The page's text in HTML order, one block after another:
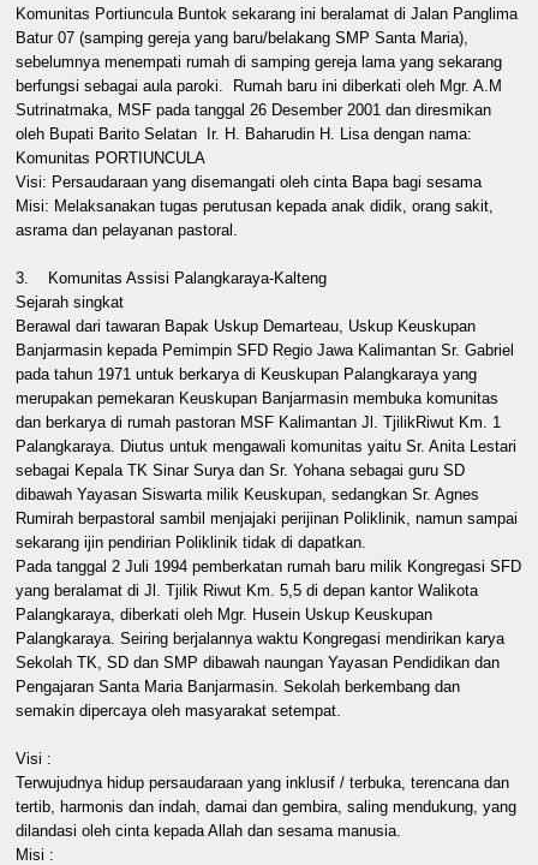
Komunitas Portiuncula Buntok sekarang ini beralamat di Jalan Panglima
Batur 07 (samping gereja yang baru/belakang SMP Santa Maria),
sebelumnya menempati rumah di samping gereja lama yang sekarang
berfungsi sebagai aula paroki. Rumah baru ini diberkati oleh Mgr. A.M
Sutrinatmaka, MSF pada tanggal 26 Desember 2001 dan diresmikan
oleh Bupati Barito Selatan Ir. H. Baharudin H. Lisa dengan nama:
Komunitas PORTIUNCULA
Visi: Persaudaraan yang disemangati oleh cinta Bapa bagi sesama
Misi: Melaksanakan tugas perutusan kepada anak didik, orang sakit,
asrama dan pelayanan pastoral.
3. Komunitas Assisi Palangkaraya-Kalteng
Sejarah singkat
Berawal dari tawaran Bapak Uskup Demarteau, Uskup Keuskupan
Banjarmasin kepada Pemimpin SFD Regio Jawa Kalimantan Sr. Gabriel
pada tahun 1971 untuk berkarya di Keuskupan Palangkaraya yang
merupakan pemekaran Keuskupan Banjarmasin membuka komunitas
dan berkarya di rumah pastoran MSF Kalimantan Jl. TjilikRiwut Km. 1
Palangkaraya. Diutus untuk mengawali komunitas yaitu Sr. Anita Lestari
sebagai Kepala TK Sinar Surya dan Sr. Yohana sebagai guru SD
dibawah Yayasan Siswarta milik Keuskupan, sedangkan Sr. Agnes
Rumirah berpastoral sambil menjajaki perijinan Poliklinik, namun sampai
sekarang ijin pendirian Poliklinik tidak di dapatkan.
Pada tanggal 2 Juli 1994 pemberkatan rumah baru milik Kongregasi SFD
yang beralamat di Jl. Tjilik Riwut Km. 5,5 di depan kantor Walikota
Palangkaraya, diberkati oleh Mgr. Husein Uskup Keuskupan
Palangkaraya. Seiring berjalannya waktu Kongregasi mendirikan karya
Sekolah TK, SD dan SMP dibawah naungan Yayasan Pendidikan dan
Pengajaran Santa Maria Banjarmasin. Sekolah berkembang dan
semakin dipercaya oleh masyarakat setempat.
Visi :
Terwujudnya hidup persaudaraan yang inklusif / terbuka, terencana dan
tertib, harmonis dan indah, damai dan gembira, saling mendukung, yang
dilandasi oleh cinta kepada Allah dan sesama manusia.
Misi :